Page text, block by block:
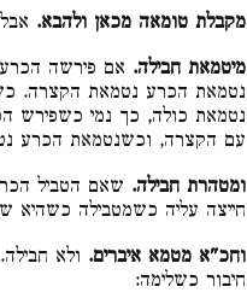
מקבלת טומאה מכאן ולהבא.
מיטמאת חבילה. אם פירשה
נטמאת הכרע נטמאת הקצרה.
נטמאת כולה, כך נמי כשפירש
עם הקצרה, וכשנטמאת הכרע
ומטהרת חבילה. שאם הטביל
חייצה עליה כשמטבילה כשהיא
וחכ"א מטמא איברים. ולא
חיבור כשלימה: